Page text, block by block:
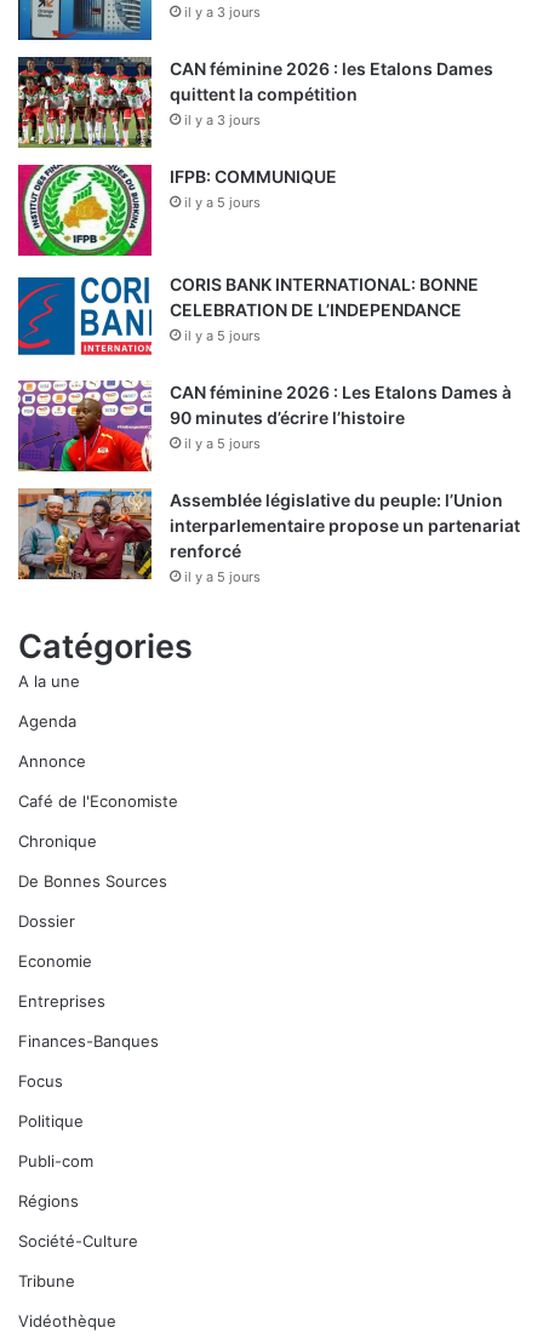
il y a 3 jours
CAN féminine 2026 : les Etalons Dames
quittent la compétition
il y a 3 jours
IFPB: COMMUNIQUE
il y a 5 jours
CORIS BANK INTERNATIONAL: BONNE
CELEBRATION DE L’INDEPENDANCE
il y a 5 jours
CAN féminine 2026 : Les Etalons Dames à
90 minutes d’écrire l’histoire
il y a 5 jours
Assemblée législative du peuple: l’Union
interparlementaire propose un partenariat
renforcé
il y a 5 jours
Catégories
A la une
Agenda
Annonce
Café de l'Economiste
Chronique
De Bonnes Sources
Dossier
Economie
Entreprises
Finances-Banques
Focus
Politique
Publi-com
Régions
Société-Culture
Tribune
Vidéothèque